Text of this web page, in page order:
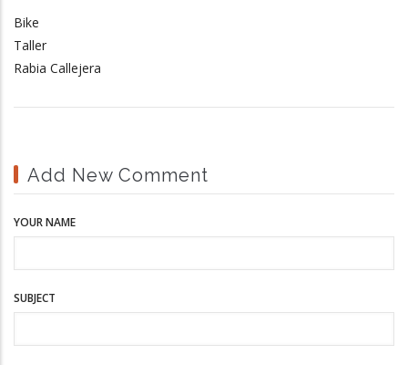
Bike
Taller
Rabia Callejera
Add New Comment
YOUR NAME
SUBJECT